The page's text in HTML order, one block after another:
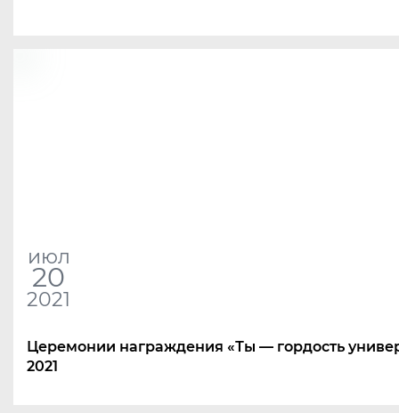
июл
20
2021
Церемонии награждения «Ты — гордость
2021